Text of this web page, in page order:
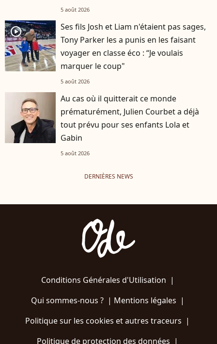
5 août 2026
player2
Ses fils Josh et Liam n'étaient pas sages,
Tony Parker les a punis en les faisant
voyager en classe éco : “Je voulais
marquer le coup"
5 août 2026
Au cas où il quitterait ce monde
prématurément, Julien Courbet a déjà
tout prévu pour ses enfants Lola et
Gabin
5 août 2026
DERNIÈRES NEWS
Conditions Générales d'Utilisation |
Qui sommes-nous ?| Mentions légales |
Politique sur les cookies et autres traceurs |
Politique de protection des données |